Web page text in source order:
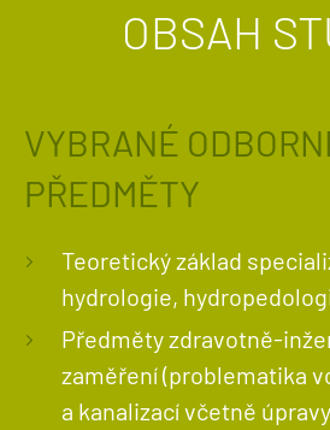
OBSAH
VYBRANÉ
PŘEDMĚTY
Teoretický základ
hydrologie,
Předměty zdravotně-
zaměření (problematika
a kanalizací včetně